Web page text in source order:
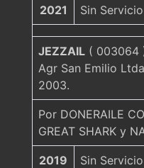
2021 Sin
JEZZAIL ( 003064
Agr San Emilio
2003.
Por DONERAILE
GREAT SHARK y
2019 Sin